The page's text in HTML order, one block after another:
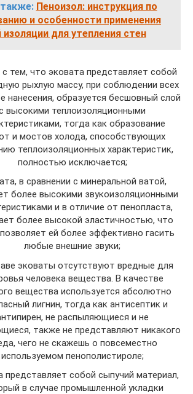
Пеноизол: инструкция по
и особенности применения
изоляции для утепления стен
с тем, что эковата представляет собой
рыхлую массу, при соблюдении всех
нанесения, образуется бесшовный слой
высокими теплоизоляционными
тогда как образование
и мостов холода, способствующих
теплоизоляционных характеристик,
полностью исключается;
в сравнении с минеральной ватой,
более высокими звукоизоляционными
и в отличие от пенопласта,
более высокой эластичностью, что
ей более эффективно гасить
любые внешние звуки;
эковаты отсутствуют вредные для
человека вещества. В качестве
вещества используется абсолютно
лигнин, тогда как антисептик и
не распыляющиеся и не
также не представляют никакого
чего не скажешь о повсеместно
используемом пенополистироле;
представляет собой сыпучий материал,
в случае промышленной укладки